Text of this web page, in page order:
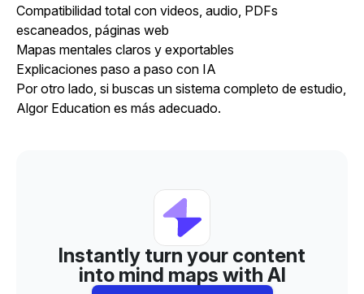
Compatibilidad total con videos, audio, PDFs
escaneados, páginas web
Mapas mentales claros y exportables
Explicaciones paso a paso con IA
Por otro lado, si buscas un sistema completo de estudio,
Algor Education es más adecuado.
Instantly turn your content
into mind maps with AI